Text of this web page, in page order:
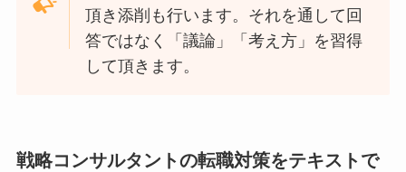
頂き添削も行います。それを通して回
答ではなく「議論」「考え方」を習得
して頂きます。
戦略コンサルタントの転職対策をテキストで